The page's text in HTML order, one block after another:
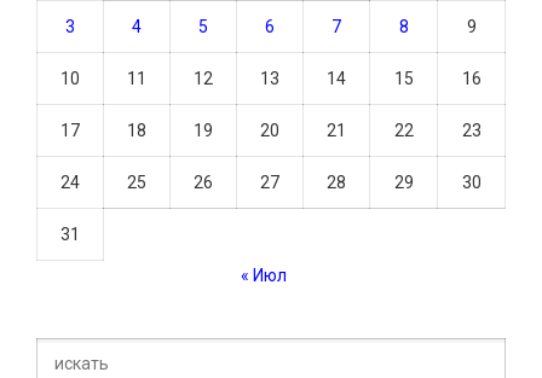
3 4 5 6 7 8 9
10 11 12 13 14 15 16
17 18 19 20 21 22 23
24 25 26 27 28 29 30
31
« Июл